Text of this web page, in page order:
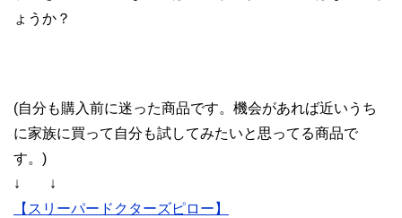
ょうか？
(自分も購入前に迷った商品です。機会があれば近いうち
に家族に買って自分も試してみたいと思ってる商品で
す。)
↓ ↓
【スリーパードクターズピロー】